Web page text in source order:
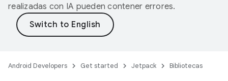
realizadas con IA pueden contener errores.
Android Developers Get started Jetpack Bibliotecas